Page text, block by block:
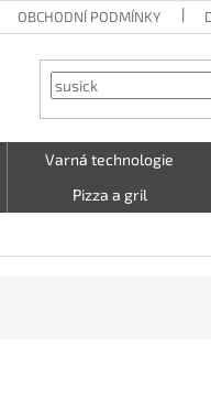
OBCHODNÍ PODMÍNKY
Varná technologie
Pizza a gril